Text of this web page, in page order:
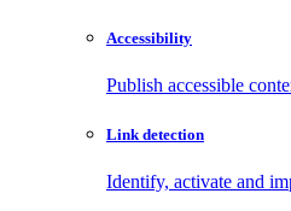
Accessibility
Publish accessible
Link detection
Identify, activate and